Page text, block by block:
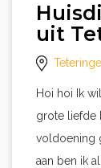
uit
Hoi hoi Ik
grote liefde
voldoening
aan ben ik